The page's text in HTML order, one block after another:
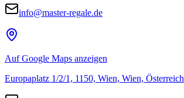
info@master-regale.de
Auf Google Maps anzeigen
Europaplatz 1/2/1, 1150, Wien, Wien, Österreich